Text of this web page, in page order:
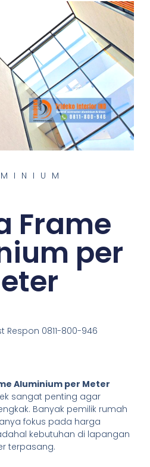
Frame
per
Respon 0811-800-946
Aluminium per Meter
sangat penting agar
Banyak pemilik rumah
fokus pada harga
kebutuhan di lapangan
terpasang.